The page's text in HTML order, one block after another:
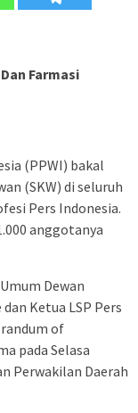
Farmasi
(PPWI) bakal
(SKW) di seluruh
Pers Indonesia.
anggotanya
Dewan
Ketua LSP Pers
of
pada Selasa
Perwakilan Daerah